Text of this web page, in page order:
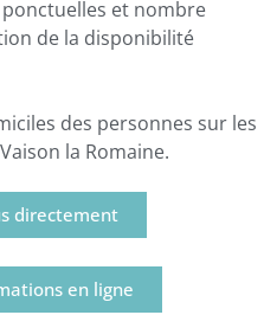
et nombre
de la disponibilité
des personnes sur les
la Romaine.
directement
en ligne